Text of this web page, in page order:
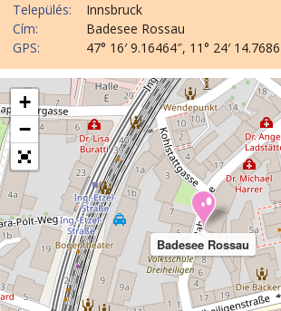
Település:
Innsbruck
Cím:
Badesee Rossau
GPS:
47° 16′ 9.16464″, 11° 24′
Badesee Rossau
+
−